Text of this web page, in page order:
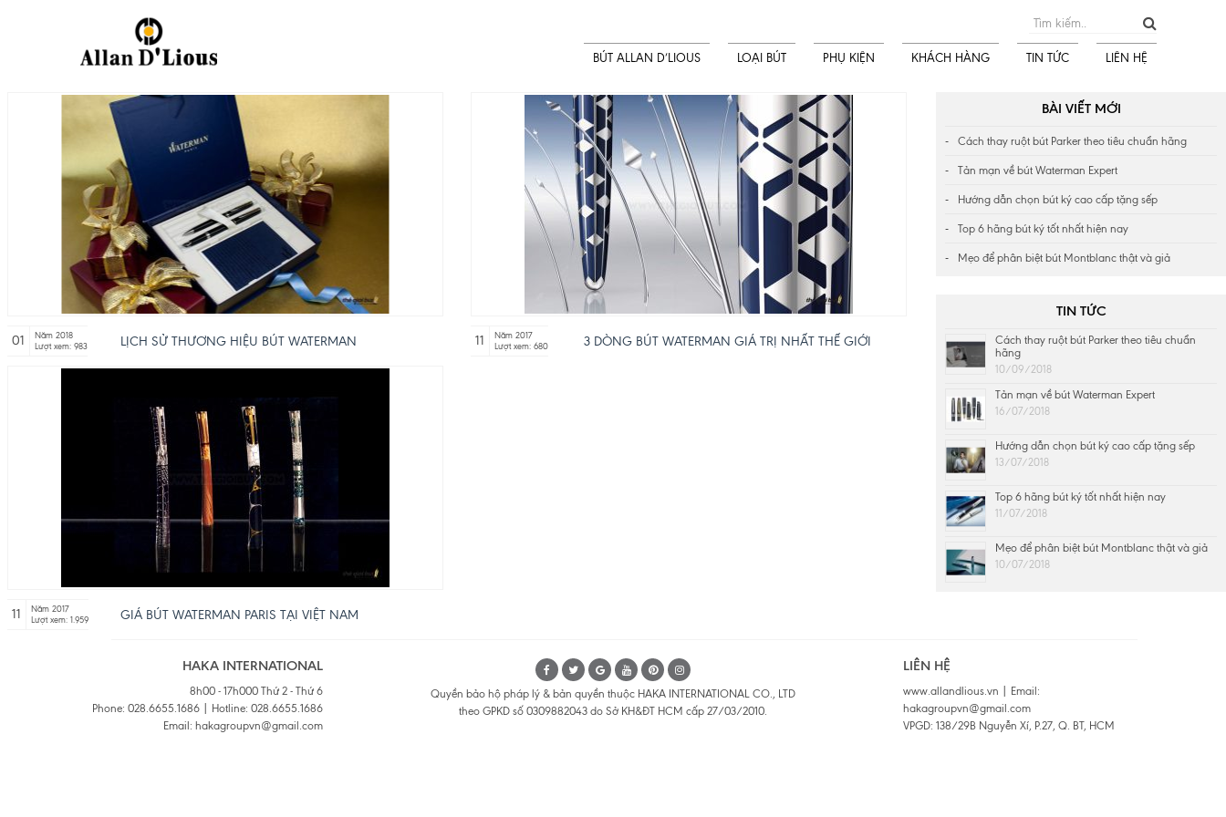
BÚT ALLAN D’LIOUS LOẠI BÚT PHỤ KIỆN KHÁCH HÀNG TIN TỨC LIÊN HỆ
01
Năm 2018
Lượt xem: 983
LỊCH SỬ THƯƠNG HIỆU BÚT WATERMAN 11
Năm 2017
Lượt xem: 680
3 DÒNG BÚT WATERMAN GIÁ TRỊ NHẤT THẾ GIỚI
11
Năm 2017
Lượt xem: 1.959
GIÁ BÚT WATERMAN PARIS TẠI VIỆT NAM
BÀI VIẾT MỚI
Cách thay ruột bút Parker theo tiêu chuẩn hãng
Tản mạn về bút Waterman Expert
Hướng dẫn chọn bút ký cao cấp tặng sếp
Top 6 hãng bút ký tốt nhất hiện nay
Mẹo để phân biệt bút Montblanc thật và giả
TIN TỨC
Cách thay ruột bút Parker theo tiêu chuẩn
hãng
10/09/2018
Tản mạn về bút Waterman Expert
16/07/2018
Hướng dẫn chọn bút ký cao cấp tặng sếp
13/07/2018
Top 6 hãng bút ký tốt nhất hiện nay
11/07/2018
Mẹo để phân biệt bút Montblanc thật và giả
10/07/2018
HAKA INTERNATIONAL
8h00 - 17h000 Thứ 2 - Thứ 6
Phone: 028.6655.1686 | Hotline: 028.6655.1686
Email: hakagroupvn@gmail.com
Quyền bảo hộ pháp lý & bản quyền thuộc HAKA INTERNATIONAL CO., LTD
theo GPKD số 0309882043 do Sở KH&ĐT HCM cấp 27/03/2010.
LIÊN HỆ
www.allandlious.vn | Email:
hakagroupvn@gmail.com
VPGD: 138/29B Nguyễn Xí, P.27, Q. BT, HCM